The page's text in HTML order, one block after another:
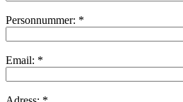
Personnummer: *
Email: *